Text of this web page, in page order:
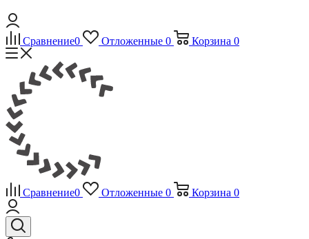
Сравнение0 Отложенные 0 Корзина 0
Сравнение0 Отложенные 0 Корзина 0